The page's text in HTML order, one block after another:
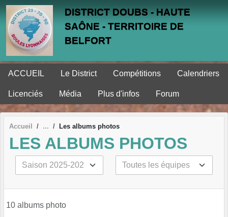
DISTRICT DOUBS - HAUTE
SAÔNE - TERRITOIRE DE
BELFORT
ACCUEIL Le District Compétitions Calendriers
Licenciés Média Plus d'infos Forum
Accueil Les albums photos
LES ALBUMS PHOTOS
10 albums photo
Panneau de gestion des cookies